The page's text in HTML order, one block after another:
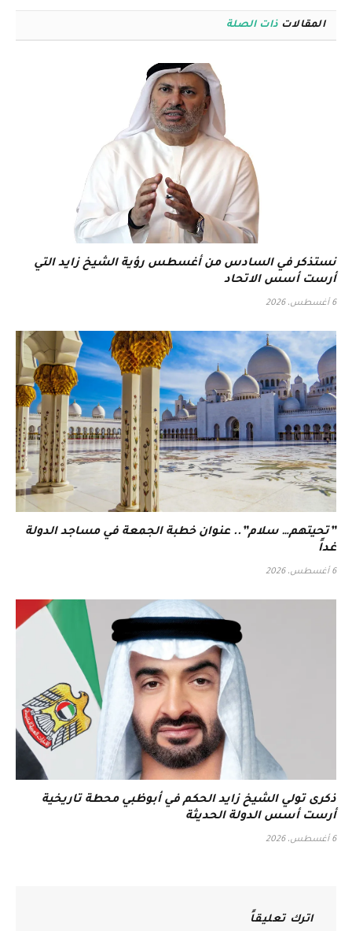
المقالات ذات الصلة
نستذكر في السادس من أغسطس رؤية الشيخ زايد التي
أرست أسس الاتحاد
6 أغسطس، 2026
‏”تحيتهم… سلام”.. عنوان خطبة الجمعة في مساجد الدولة
غداً
6 أغسطس، 2026
ذكرى تولي الشيخ زايد الحكم في أبوظبي محطة تاريخية
أرست أسس الدولة الحديثة
6 أغسطس، 2026
اترك تعليقاً